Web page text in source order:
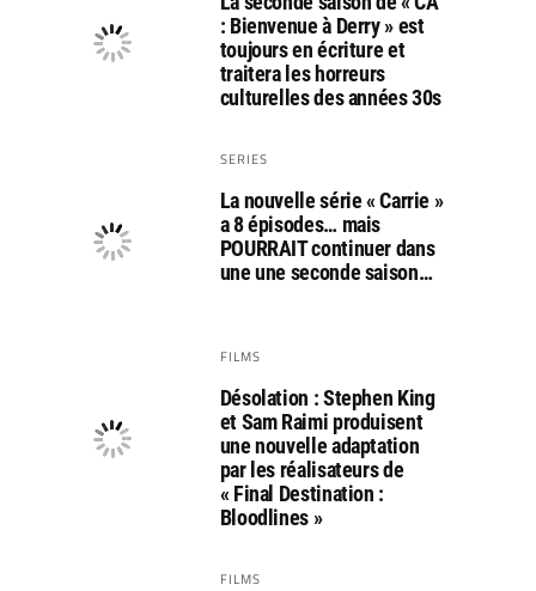
: Bienvenue à Derry » est
toujours en écriture et
traitera les horreurs
culturelles des années 30s
SERIES
La nouvelle série « Carrie »
a 8 épisodes… mais
POURRAIT continuer dans
une une seconde saison…
FILMS
Désolation : Stephen King
et Sam Raimi produisent
une nouvelle adaptation
par les réalisateurs de
« Final Destination :
Bloodlines »
FILMS